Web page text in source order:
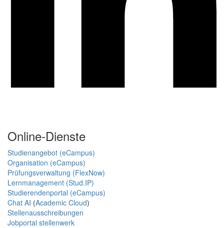
Online-Dienste
Studienangebot (eCampus)
Organisation (eCampus)
Prüfungsverwaltung (FlexNow)
Lernmanagement (Stud.IP)
Studierendenportal (eCampus)
Chat AI (Academic Cloud)
Stellenausschreibungen
Jobportal stellenwerk